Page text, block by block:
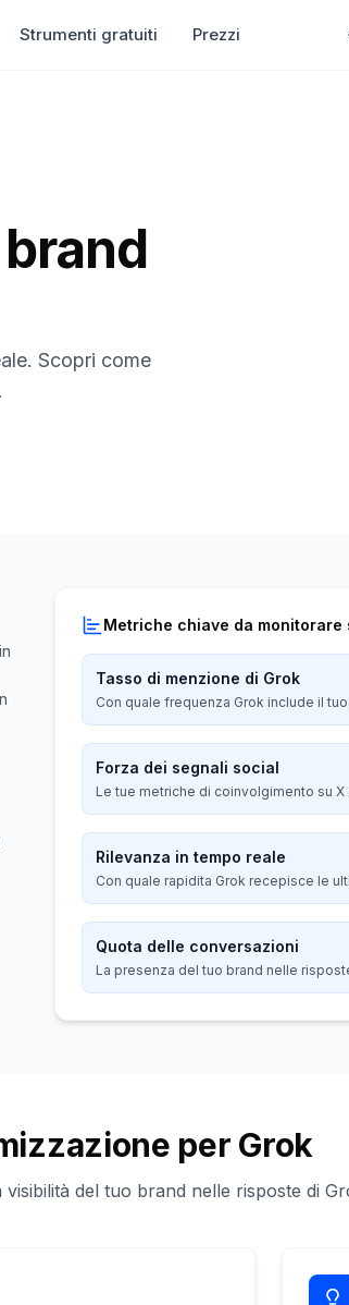
Strumenti gratuiti Prezzi
Scopri come
Metriche chiave da monitorare
Tasso di menzione di Grok
Con quale frequenza Grok include il
Forza dei segnali social
Le tue metriche di coinvolgimento su
Rilevanza in tempo reale
Con quale rapidita Grok recepisce le
Quota delle conversazioni
La presenza del tuo brand nelle
per Grok
del tuo brand nelle risposte di